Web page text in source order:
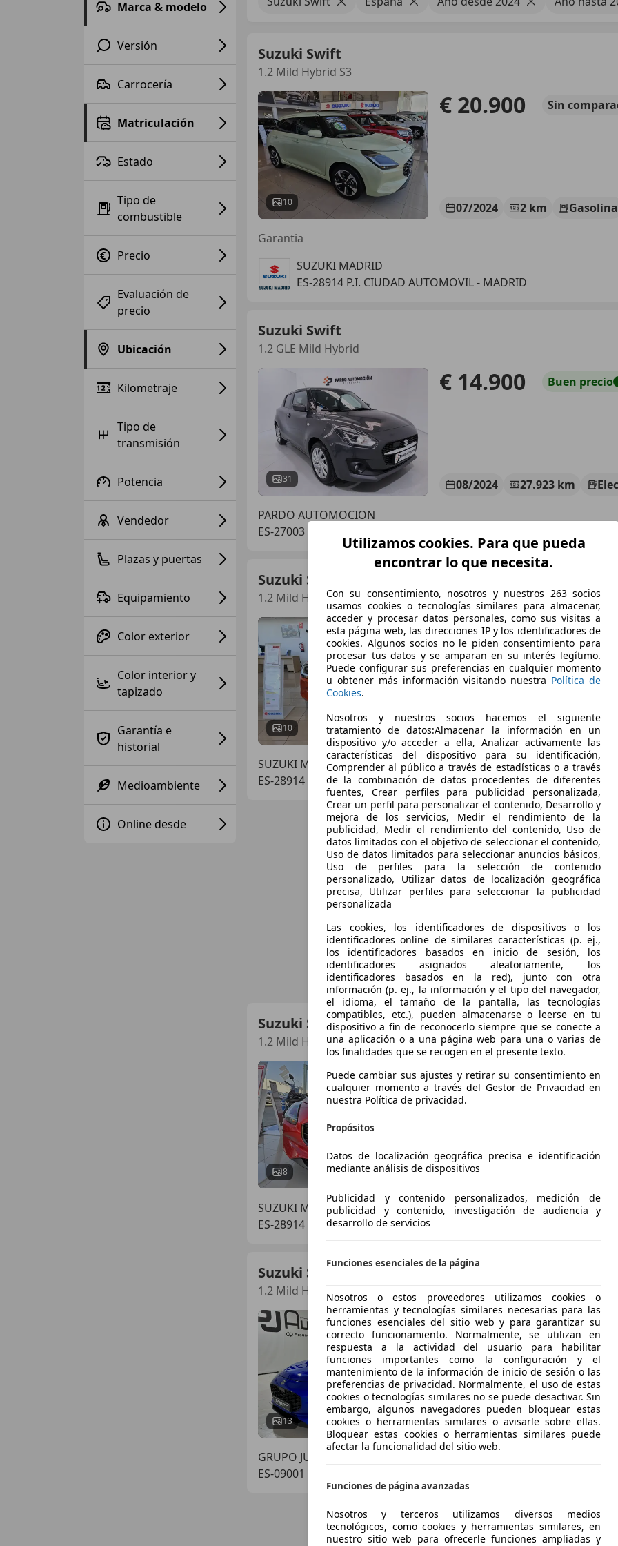
Marca & modelo
Versión
Carrocería
Matriculación
Estado
Tipo de
combustible
Precio
Evaluación de
precio
Ubicación
Kilometraje
Tipo de
transmisión
Potencia
Vendedor
Plazas y puertas
Equipamiento
Color exterior
Color interior y
tapizado
Garantía e
historial
Medioambiente
Online desde
Suzuki Swift
1.2 Mild Hybrid S3
10
€ 20.900 Sin
07/2024 2 km Gasolina
Garantia
SUZUKI MADRID
ES-28914 P.I. CIUDAD AUTOMOVIL - MADRID
Suzuki Swift
1.2 GLE Mild Hybrid
31
€ 14.900 Buen precio
08/2024 27.923 km
PARDO AUTOMOCION
ES-27003 LUGO
Suzuki Swift
1.2 Mild Hybrid S2
10
€ 19.110 Sin
07/2024 2 km Gasolina
SUZUKI MADRID
ES-28914 P.I. CIUDAD AUTOMOVIL - MADRID
Suzuki Swift
1.2 Mild Hybrid S2 CVT
8
€ 21.445 Sin
SUZUKI MADRID
ES-28914 P.I. CIUDAD AUTOMOVIL - MADRID
Suzuki Swift
1.2 Mild Hybrid S3
13
€ 19.0001 Sin
05/2024 4.200 km
GRUPO JULIAN AUTOMOTIVE Ocasión
ES-09001 BURGOS
5Ofertaspara Suzuki
Utilizamos cookies. Para que pueda
encontrar lo que necesita.
Con su consentimiento, nosotros y nuestros 263 socios
usamos cookies o tecnologías similares para almacenar,
acceder y procesar datos personales, como sus visitas a
esta página web, las direcciones IP y los identificadores de
cookies. Algunos socios no le piden consentimiento para
procesar tus datos y se amparan en su interés legítimo.
Puede configurar sus preferencias en cualquier momento
u obtener más información visitando nuestra Política de
Cookies.
Nosotros y nuestros socios hacemos el siguiente
tratamiento de datos:Almacenar la información en un
dispositivo y/o acceder a ella, Analizar activamente las
características del dispositivo para su identificación,
Comprender al público a través de estadísticas o a través
de la combinación de datos procedentes de diferentes
fuentes, Crear perfiles para publicidad personalizada,
Crear un perfil para personalizar el contenido, Desarrollo y
mejora de los servicios, Medir el rendimiento de la
publicidad, Medir el rendimiento del contenido, Uso de
datos limitados con el objetivo de seleccionar el contenido,
Uso de datos limitados para seleccionar anuncios básicos,
Uso de perfiles para la selección de contenido
personalizado, Utilizar datos de localización geográfica
precisa, Utilizar perfiles para seleccionar la publicidad
personalizada
Las cookies, los identificadores de dispositivos o los
identificadores online de similares características (p. ej.,
los identificadores basados en inicio de sesión, los
identificadores asignados aleatoriamente, los
identificadores basados en la red), junto con otra
información (p. ej., la información y el tipo del navegador,
el idioma, el tamaño de la pantalla, las tecnologías
compatibles, etc.), pueden almacenarse o leerse en tu
dispositivo a fin de reconocerlo siempre que se conecte a
una aplicación o a una página web para una o varias de
los finalidades que se recogen en el presente texto.
Puede cambiar sus ajustes y retirar su consentimiento en
cualquier momento a través del Gestor de Privacidad en
nuestra Política de privacidad.
Propósitos
Datos de localización geográfica precisa e identificación
mediante análisis de dispositivos
Publicidad y contenido personalizados, medición de
publicidad y contenido, investigación de audiencia y
desarrollo de servicios
Funciones esenciales de la página
Nosotros o estos proveedores utilizamos cookies o
herramientas y tecnologías similares necesarias para las
funciones esenciales del sitio web y para garantizar su
correcto funcionamiento. Normalmente, se utilizan en
respuesta a la actividad del usuario para habilitar
funciones importantes como la configuración y el
mantenimiento de la información de inicio de sesión o las
preferencias de privacidad. Normalmente, el uso de estas
cookies o tecnologías similares no se puede desactivar. Sin
embargo, algunos navegadores pueden bloquear estas
cookies o herramientas similares o avisarle sobre ellas.
Bloquear estas cookies o herramientas similares puede
afectar la funcionalidad del sitio web.
Funciones de página avanzadas
Nosotros y terceros utilizamos diversos medios
tecnológicos, como cookies y herramientas similares, en
nuestro sitio web para ofrecerle funciones ampliadas y